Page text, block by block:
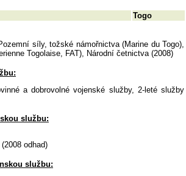
Togo
síly, tožské námořnictva (Marine du Togo),
Togolaise, FAT), Národní četnictva (2008)
a dobrovolné vojenské služby, 2-leté služby
službu:
odhad)
službu: